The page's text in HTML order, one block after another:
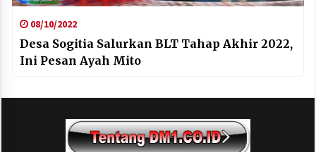
08/10/2022
Desa Sogitia Salurkan BLT Tahap Akhir 2022,
Ini Pesan Ayah Mito